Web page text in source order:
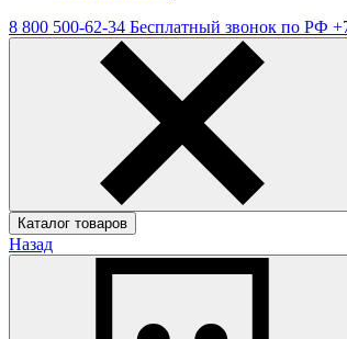
8 800 500-62-34 Бесплатный звонок по РФ
Каталог товаров
Назад